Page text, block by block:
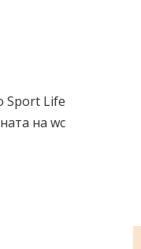
Sport Life
на wc